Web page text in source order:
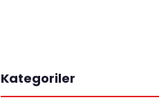
Kategoriler